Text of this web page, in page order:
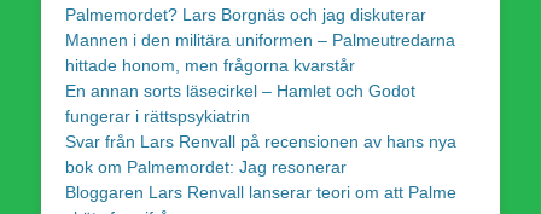
Palmemordet? Lars Borgnäs och jag diskuterar
Mannen i den militära uniformen – Palmeutredarna
hittade honom, men frågorna kvarstår
En annan sorts läsecirkel – Hamlet och Godot
fungerar i rättspsykiatrin
Svar från Lars Renvall på recensionen av hans nya
bok om Palmemordet: Jag resonerar
Bloggaren Lars Renvall lanserar teori om att Palme